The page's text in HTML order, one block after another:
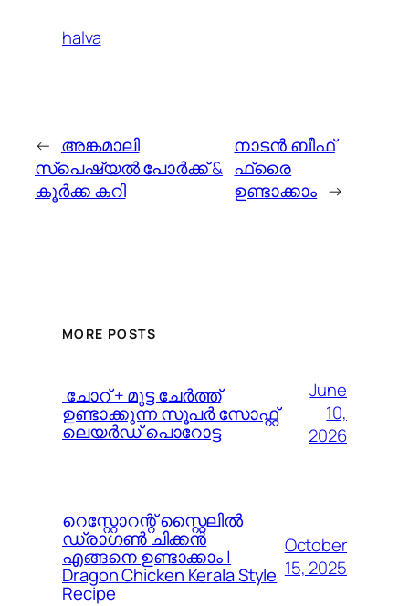
halva
← അങ്കമാലി
സ്പെഷ്യല്‍ പോര്‍ക്ക്‌ &
കൂര്‍ക്ക കറി
നാടന്‍ ബീഫ്
ഫ്രൈ
ഉണ്ടാക്കാം →
MORE POSTS
️ ചോറ് + മുട്ട ചേർത്ത്
ഉണ്ടാക്കുന്ന സൂപർ സോഫ്റ്റ്
ലെയർഡ് പൊറോട്ട
June
10,
2026
റെസ്റ്റോറന്റ് സ്റ്റൈലിൽ
ഡ്രാഗൺ ചിക്കൻ
എങ്ങനെ ഉണ്ടാക്കാം |
Dragon Chicken Kerala Style
Recipe
October
15, 2025